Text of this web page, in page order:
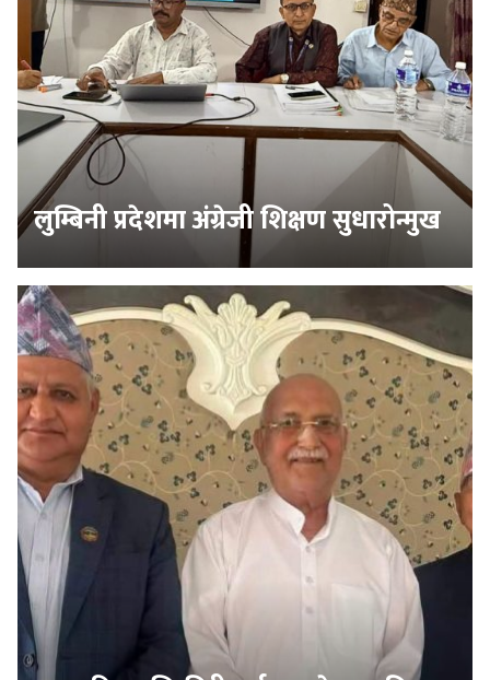
लुम्बिनी प्रदेशमा अंग्रेजी शिक्षण सुधारोन्मुख